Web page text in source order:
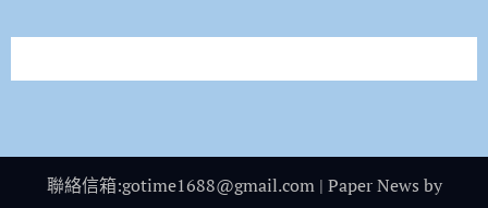
聯絡信箱:gotime1688@gmail.com | Paper News by